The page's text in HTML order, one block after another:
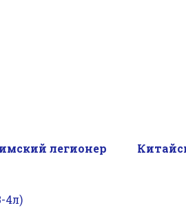
легионер
4л)